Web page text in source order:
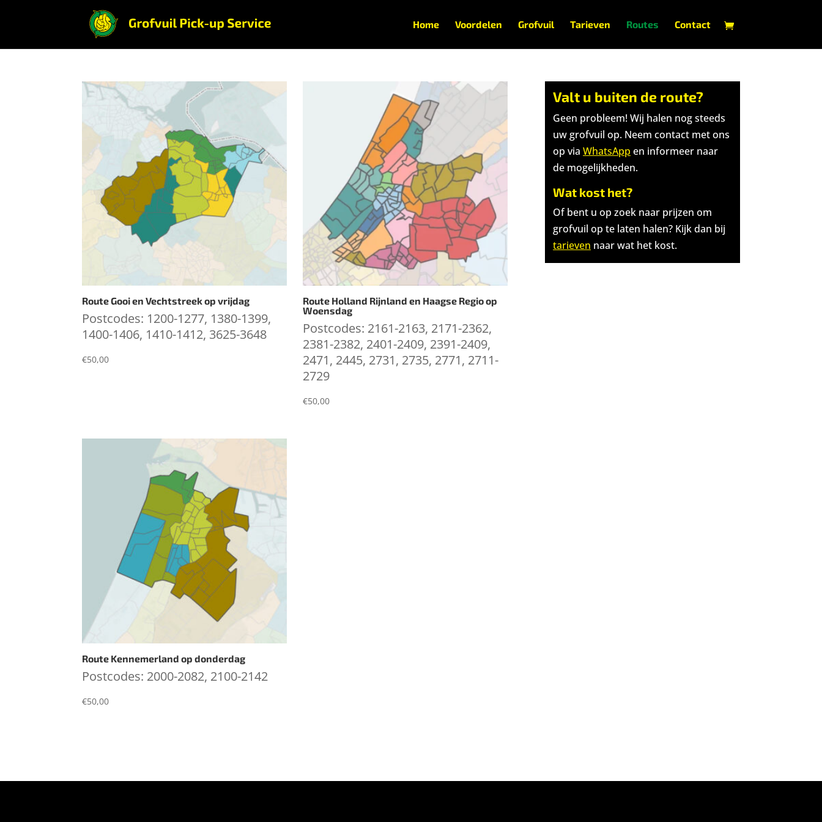
Home Voordelen Grofvuil Tarieven Routes Contact
Route Gooi en Vechtstreek op vrijdag
Postcodes: 1200-1277, 1380-1399,
1400-1406, 1410-1412, 3625-3648
€50,00
Route Holland Rijnland en Haagse Regio op
Woensdag
Postcodes: 2161-2163, 2171-2362,
2381-2382, 2401-2409, 2391-2409,
2471, 2445, 2731, 2735, 2771, 2711-
2729
€50,00
Route Kennemerland op donderdag
Postcodes: 2000-2082, 2100-2142
€50,00
Valt u buiten de route?
Geen probleem! Wij halen nog steeds
uw grofvuil op. Neem contact met ons
op viaWhatsApp en informeer naar
de mogelijkheden.
Wat kost het?
Of bent u op zoek naar prijzen om
grofvuil op te laten halen? Kijk dan bij
tarieven naar wat het kost.